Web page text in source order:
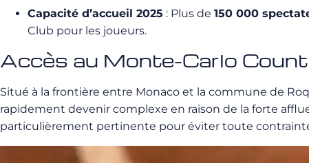
Capacité d’accueil 2025 : Plus de 150 000
Club pour les joueurs.
Accès au Monte-Carlo
Situé à la frontière entre Monaco et la commune de
rapidement devenir complexe en raison de la forte
particulièrement pertinente pour éviter toute